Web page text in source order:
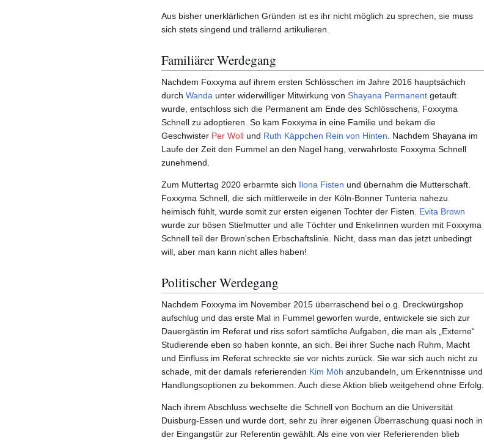
Aus bisher unerklärlichen Gründen ist es ihr nicht möglich zu sprechen, sie muss
sich stets singend und trällernd artikulieren.
Familiärer Werdegang
Nachdem Foxxyma auf ihrem ersten Schlösschen im Jahre 2016 hauptsächich
durch Wanda unter widerwilliger Mitwirkung von Shayana Permanent getauft
wurde, entschloss sich die Permanent am Ende des Schlösschens, Foxxyma
Schnell zu adoptieren. So kam Foxxyma in eine Familie und bekam die
Geschwister Per Woll und Ruth Käppchen Rein von Hinten . Nachdem Shayana im
Laufe der Zeit den Fummel an den Nagel hang, verwahrloste Foxxyma Schnell
zunehmend.
Zum Muttertag 2020 erbarmte sich Ilona Fisten und übernahm die Mutterschaft.
Foxxyma Schnell, die sich mittlerweile in der Köln-Bonner Tunteria nahezu
heimisch fühlt, wurde somit zur ersten eigenen Tochter der Fisten. Evita Brown
wurde zur bösen Stiefmutter und alle Töchter und Enkelinnen wurden mit Foxxyma
Schnell teil der Brown'schen Erbschaftslinie. Nicht, dass man das jetzt unbedingt
will, aber man kann nicht alles haben!
Politischer Werdegang
Nachdem Foxxyma im November 2015 überraschend bei o.g. Dreckwürgshop
aufschlug und das erste Mal in Fummel geworfen wurde, entwickele sie sich zur
Dauergästin im Referat und riss sofort sämtliche Aufgaben, die man als „Externe“
Studierende eben so haben konnte, an sich. Bei ihrer Suche nach Ruhm, Macht
und Einfluss im Referat schreckte sie vor nichts zurück. Sie war sich auch nicht zu
schade, mit der damals referierenden Kim Möh anzubandeln, um Erkenntnisse und
Handlungsoptionen zu bekommen. Auch diese Aktion blieb weitgehend ohne Erfolg.
Nach ihrem Abschluss wechselte die Schnell von Bochum an die Universität
Duisburg-Essen und wurde dort, sehr zu ihrer eigenen Überraschung quasi noch in
der Eingangstür zur Referentin gewählt. Als eine von vier Referierenden blieb